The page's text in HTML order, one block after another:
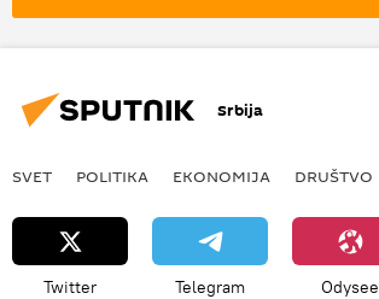
Srbija
SVET POLITIKA EKONOMIJA DRUŠTVO
Twitter Telegram Odysee